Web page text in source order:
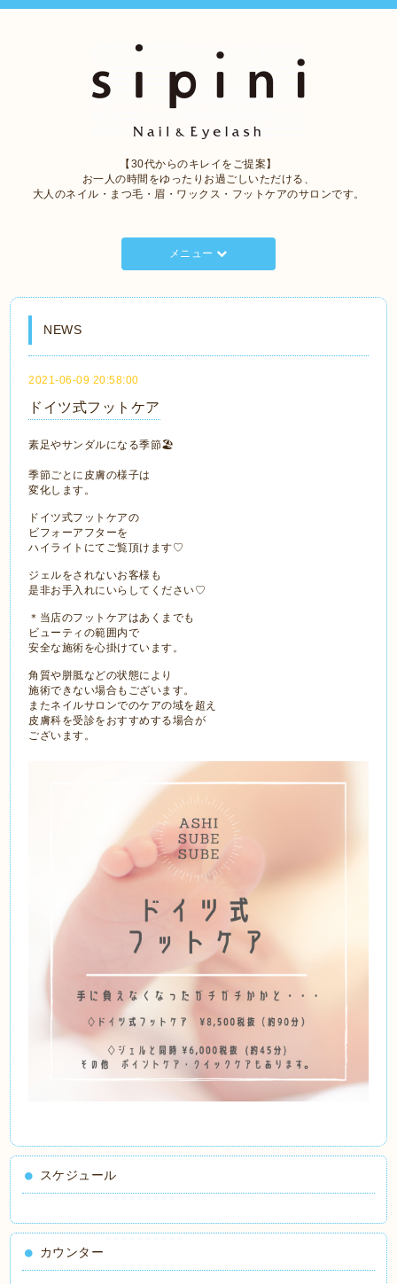
【30代からのキレイをご提案】
お一人の時間をゆったりお過ごしいただける、
大人のネイル・まつ毛・眉・ワックス・フットケアのサロンです。
メニュー
NEWS
2021-06-09 20:58:00
ドイツ式フットケア
素足やサンダルになる季節🏖
季節ごとに皮膚の様子は
変化します。
ドイツ式フットケアの
ビフォーアフターを
ハイライトにてご覧頂けます♡
ジェルをされないお客様も
是非お手入れにいらしてください♡
＊当店のフットケアはあくまでも
ビューティの範囲内で
安全な施術を心掛けています。
角質や胼胝などの状態により
施術できない場合もございます。
またネイルサロンでのケアの域を超え
皮膚科を受診をおすすめする場合が
ございます。
スケジュール
カウンター